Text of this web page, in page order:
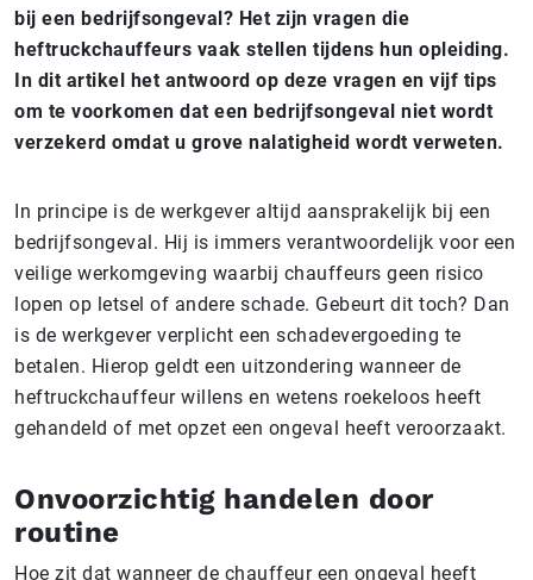
bij een bedrijfsongeval? Het zijn vragen die
heftruckchauffeurs vaak stellen tijdens hun opleiding.
In dit artikel het antwoord op deze vragen en vijf tips
om te voorkomen dat een bedrijfsongeval niet wordt
verzekerd omdat u grove nalatigheid wordt verweten.
In principe is de werkgever altijd aansprakelijk bij een
bedrijfsongeval. Hij is immers verantwoordelijk voor een
veilige werkomgeving waarbij chauffeurs geen risico
lopen op letsel of andere schade. Gebeurt dit toch? Dan
is de werkgever verplicht een schadevergoeding te
betalen. Hierop geldt een uitzondering wanneer de
heftruckchauffeur willens en wetens roekeloos heeft
gehandeld of met opzet een ongeval heeft veroorzaakt.
Onvoorzichtig handelen door
routine
Hoe zit dat wanneer de chauffeur een ongeval heeft